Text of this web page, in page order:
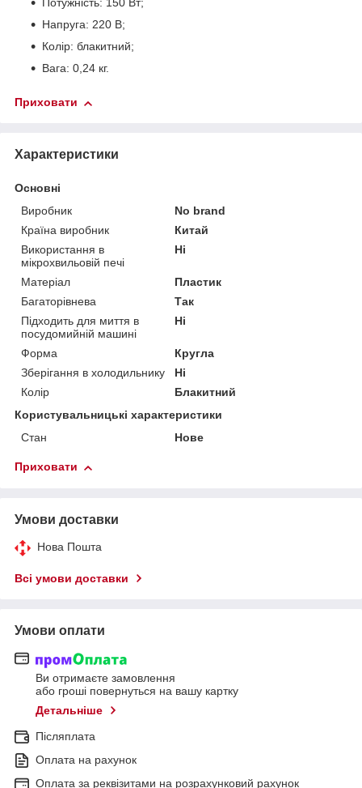
Потужність: 150 Вт;
Напруга: 220 В;
Колір: блакитний;
Вага: 0,24 кг.
Приховати
Характеристики
Основні
Виробник
No brand
Країна виробник
Китай
Використання в
мікрохвильовій печі
Ні
Матеріал
Пластик
Багаторівнева
Так
Підходить для миття в
посудомийній машині
Ні
Форма
Кругла
Зберігання в холодильнику
Ні
Колір
Блакитний
Користувальницькі характеристики
Стан
Нове
Приховати
Умови доставки
Нова Пошта
Всі умови доставки
Умови оплати
Ви отримаєте замовлення
або гроші повернуться на вашу картку
Детальніше
Післяплата
Оплата на рахунок
Оплата за реквізитами на розрахунковий рахунок